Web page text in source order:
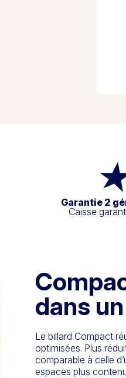
Garantie 2
Caisse
dans
Le billard Compact
optimisées. Plus
comparable à celle
espaces plus